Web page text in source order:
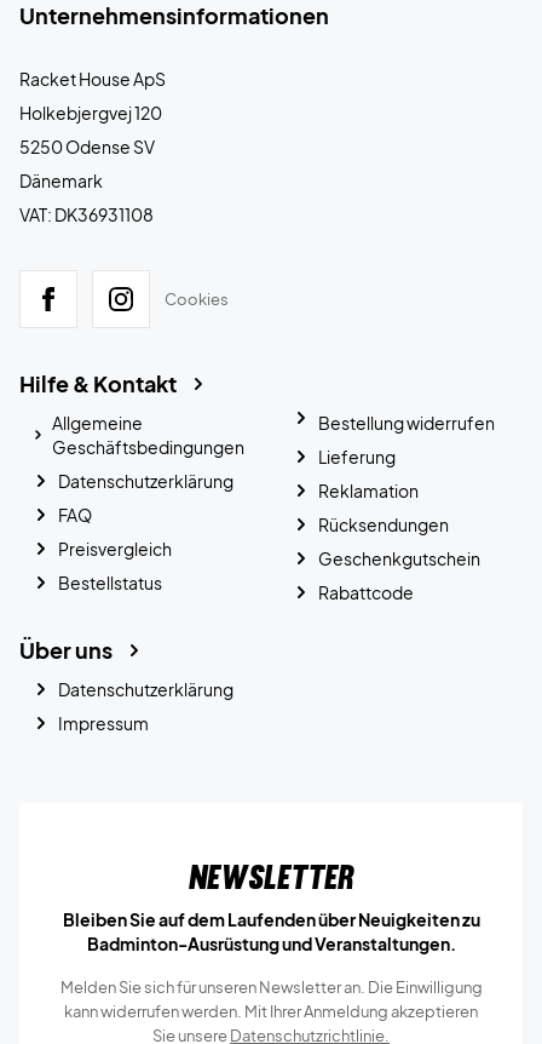
Unternehmensinformationen
Racket House ApS
Holkebjergvej 120
5250 Odense SV
Dänemark
VAT: DK36931108
Cookies
Hilfe & Kontakt
Allgemeine
Geschäftsbedingungen
Datenschutzerklärung
FAQ
Preisvergleich
Bestellstatus
Bestellung widerrufen
Lieferung
Reklamation
Rücksendungen
Geschenkgutschein
Rabattcode
Über uns
Datenschutzerklärung
Impressum
Newsletter
Bleiben Sie auf dem Laufenden über Neuigkeiten zu
Badminton-Ausrüstung und Veranstaltungen.
Melden Sie sich für unseren Newsletter an. Die Einwilligung
kann widerrufen werden. Mit Ihrer Anmeldung akzeptieren
Sie unsereDatenschutzrichtlinie.